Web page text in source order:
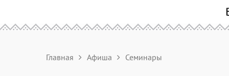
Главная Афиша Семинары